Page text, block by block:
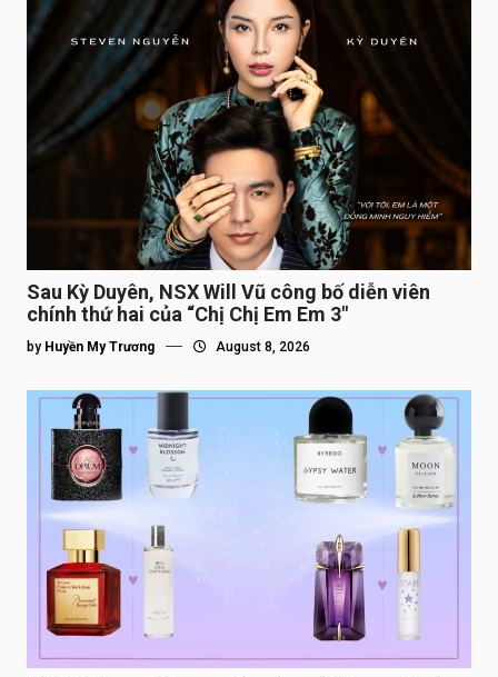
Sau Kỳ Duyên, NSX Will Vũ công bố diễn viên
chính thứ hai của “Chị Chị Em Em 3″
by Huyền My Trương August 8, 2026